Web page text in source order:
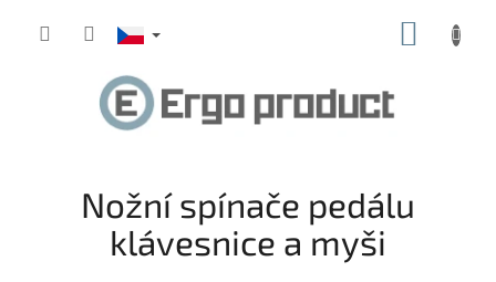
Nožní spínače pedálu
klávesnice a myši